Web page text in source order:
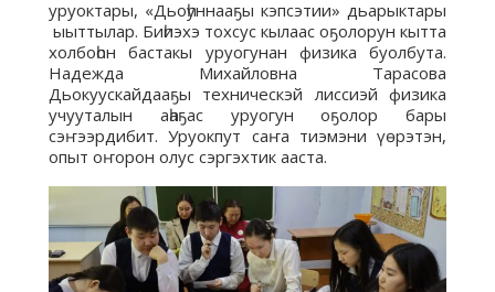
уруоктары, «Дьоһуннааҕы кэпсэтии» дьарыктары
ыыттылар. Биһиэхэ тохсус кылаас оҕолорун кытта
холбоһон бастакы уруогунан физика буолбута.
Надежда Михайловна Тарасова
Дьокуускайдааҕы техническэй лиссиэй физика
учууталын аһаҕас уруогун оҕолор бары
сэҥээрдибит. Уруокпут саҥа тиэмэни үөрэтэн,
опыт оҥорон олус сэргэхтик ааста.